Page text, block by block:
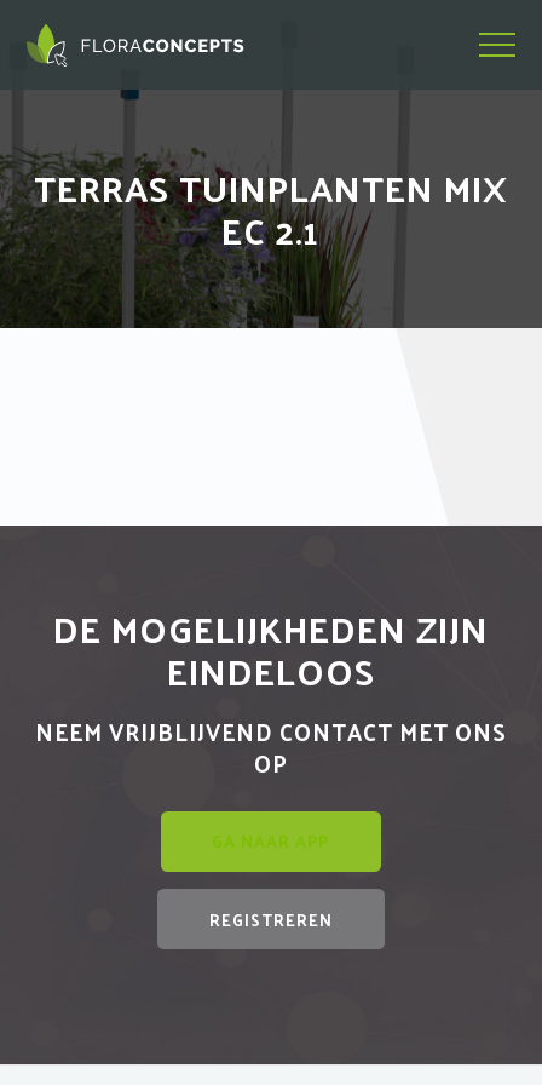
TERRAS TUINPLANTEN MIX
EC 2.1
DE MOGELIJKHEDEN ZIJN
EINDELOOS
NEEM VRIJBLIJVEND CONTACT MET ONS
OP
GA NAAR APP
REGISTREREN